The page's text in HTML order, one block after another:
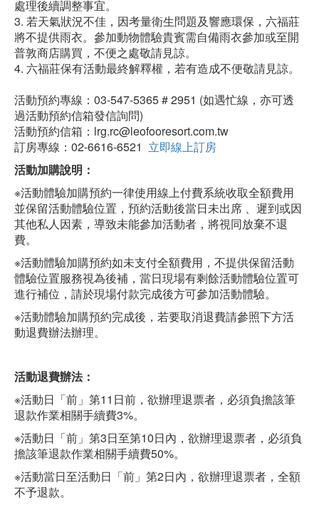
處理後續調整事宜。
3. 若天氣狀況不佳，因考量衛生問題及響應環保，六福莊
將不提供雨衣。參加動物體驗貴賓需自備雨衣參加或至開
普敦商店購買，不便之處敬請見諒。
4. 六福莊保有活動最終解釋權，若有造成不便敬請見諒。
活動預約專線：03-547-5365 # 2951 (如遇忙線，亦可透
過活動預約信箱發信詢問)
活動預約信箱：lrg.rc@leofooresort.com.tw
訂房專線：02-6616-6521 立即線上訂房
活動加購說明：
※活動體驗加購預約一律使用線上付費系統收取全額費用
並保留活動體驗位置，預約活動後當日未出席 、遲到或因
其他私人因素，導致未能參加活動者，將視同放棄不退
費。
※活動體驗加購預約如未支付全額費用，不提供保留活動
體驗位置服務視為後補，當日現場有剩餘活動體驗位置可
進行補位，請於現場付款完成後方可參加活動體驗。
※活動體驗加購預約完成後，若要取消退費請參照下方活
動退費辦法辦理。
活動退費辦法：
※活動日「前」第11日前，欲辦理退票者，必須負擔該筆
退款作業相關手續費3%。
※活動日「前」第3日至第10日內，欲辦理退票者，必須負
擔該筆退款作業相關手續費50%。
※活動當日至活動日「前」第2日內，欲辦理退票者，全額
不予退款。